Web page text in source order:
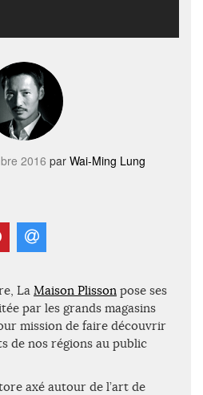
2016 par Wai-Ming Lung
La Maison Plisson pose ses
par les grands magasins
mission de faire découvrir
de nos régions au public
axé autour de l’art de